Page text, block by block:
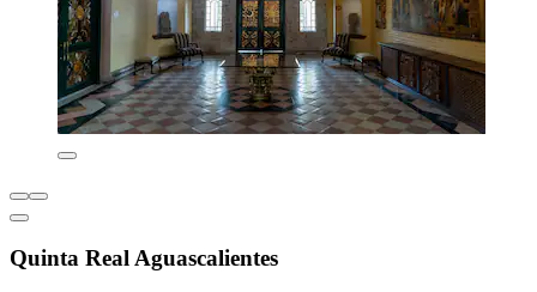
Quinta Real Aguascalientes